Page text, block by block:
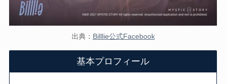
出典： Billlie公式Facebook
基本プロフィール